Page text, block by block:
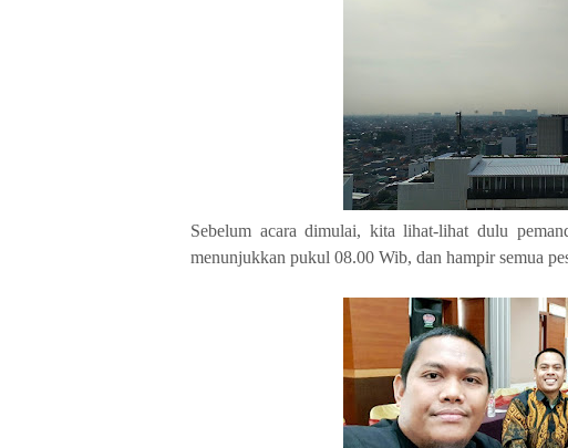
Sebelum acara dimulai, kita lihat-lihat dulu
menunjukkan pukul 08.00 Wib, dan hampir semua